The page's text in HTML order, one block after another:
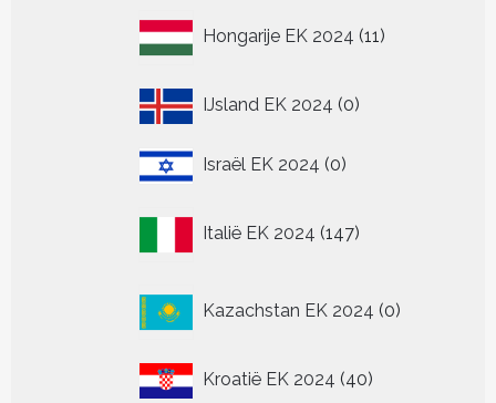
Hongarije EK 2024 11
producten
IJsland EK 2024 00
Israël EK 2024 00
Italië EK 2024 147
producten
Kazachstan EK 2024 0
producten
Kroatië EK 2024 4040